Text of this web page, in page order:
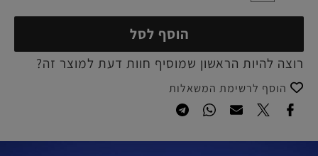
הוסף לסל
רוצה להיות הראשון שמוסיף חוות דעת למוצר זה?
הוסף לרשימת המשאלות